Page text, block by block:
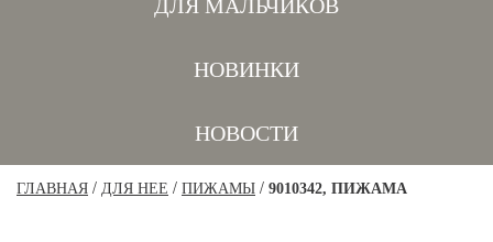
ДЛЯ МАЛЬЧИКОВ
НОВИНКИ
НОВОСТИ
ГЛАВНАЯ / ДЛЯ НЕЕ / ПИЖАМЫ / 9010342, ПИЖАМА